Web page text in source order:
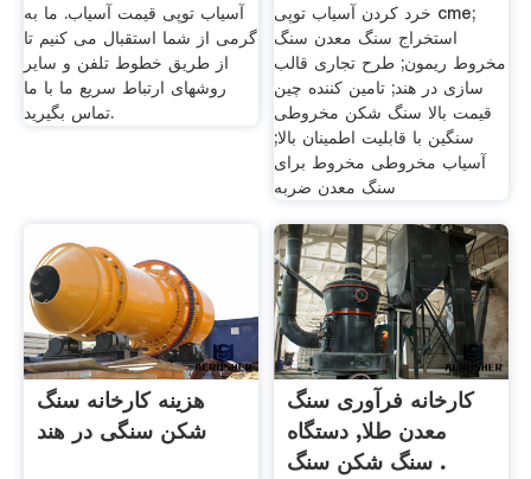
آسیاب توپی قیمت آسیاب. ما به
گرمی از شما استقبال می کنیم تا
از طریق خطوط تلفن و سایر
روشهای ارتباط سریع ما با ما
تماس بگیرید.
خرد کردن آسیاب توپی cme;
استخراج سنگ معدن سنگ
مخروط ریمون; طرح تجاری قالب
سازی در هند; تامین کننده چین
قیمت بالا سنگ شکن مخروطی
سنگین با قابلیت اطمینان بالا;
آسیاب مخروطی مخروط برای
سنگ معدن ضربه
هزینه کارخانه سنگ
شکن سنگی در هند
کارخانه فرآوری سنگ
معدن طلا, دستگاه
سنگ شکن سنگ .